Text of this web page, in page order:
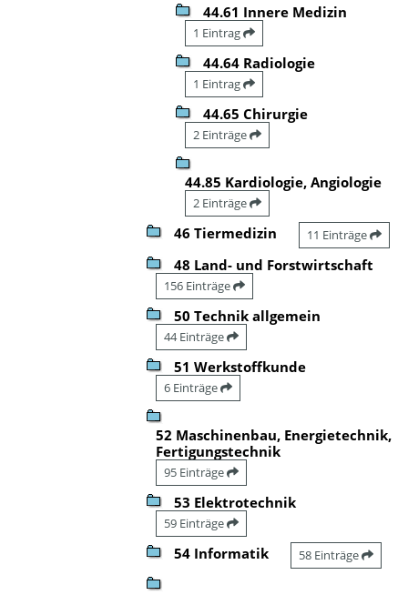
44.61 Innere Medizin
1 Eintrag
44.64 Radiologie
1 Eintrag
44.65 Chirurgie
2 Einträge
44.85 Kardiologie, Angiologie
2 Einträge
46 Tiermedizin 11 Einträge
48 Land- und Forstwirtschaft
156 Einträge
50 Technik allgemein
44 Einträge
51 Werkstoffkunde
6 Einträge
52 Maschinenbau, Energietechnik,
Fertigungstechnik
95 Einträge
53 Elektrotechnik
59 Einträge
54 Informatik 58 Einträge